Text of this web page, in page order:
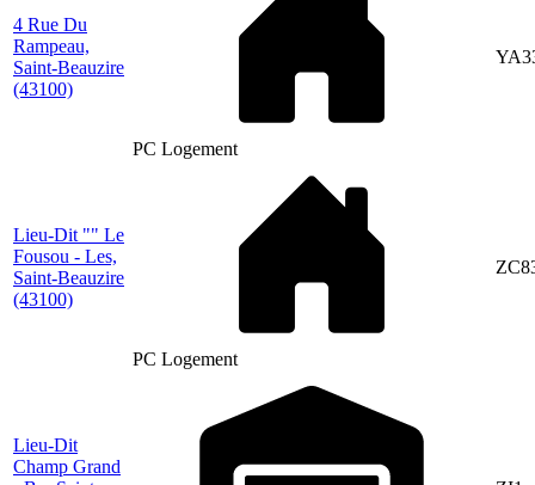
4 Rue Du
Rampeau,
Saint-Beauzire
(43100)
PC Logement
Lieu-Dit "" Le
Fousou - Les,
Saint-Beauzire
(43100)
PC Logement
Lieu-Dit
Champ Grand